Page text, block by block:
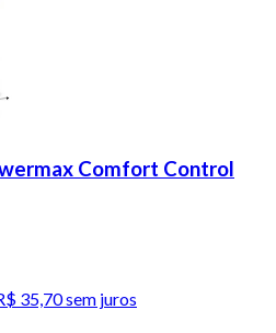
Comfort Control
35,70 sem juros